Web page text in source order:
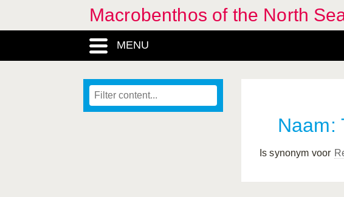
Macrobenthos of the North
MENU
Naam:
Is synonym voor